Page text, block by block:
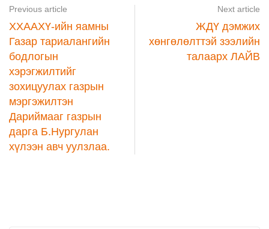
Previous article
ХХААХҮ-ийн яамны
Газар тариалангийн
бодлогын
хэрэгжилтийг
зохицуулах газрын
мэргэжилтэн
Дариймааг газрын
дарга Б.Нургулан
хүлээн авч уулзлаа.
Next article
ЖДҮ дэмжих
хөнгөлөлттэй зээлийн
талаарх ЛАЙВ